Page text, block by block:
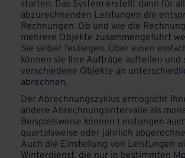
starten. Das System erstellt dann für
abzurechnenden Leistungen die
Rechnungen. Ob und wie die
mehrere Objekte zusammengeführt
Sie selber festlegen. Über einen
können sie Ihre Aufträge aufteilen und
verschiedene Objekte an
abrechnen.
Der Abrechnungszyklus ermöglicht
andere Abrechnungsintervalle als
Beispielsweise können Leistungen
quartalsweise oder jährlich
Auch die Einstellung von Leistungen
Winterdienst, die nur in bestimmten